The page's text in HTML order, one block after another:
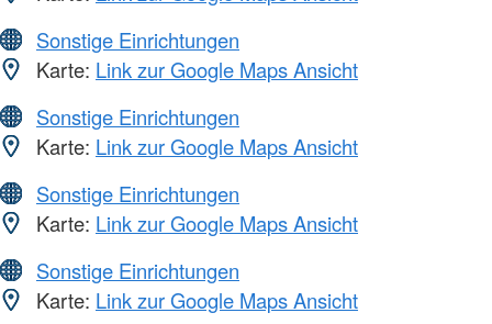
Sonstige Einrichtungen
Karte: Link zur Google Maps Ansicht
Sonstige Einrichtungen
Karte: Link zur Google Maps Ansicht
Sonstige Einrichtungen
Karte: Link zur Google Maps Ansicht
Sonstige Einrichtungen
Karte: Link zur Google Maps Ansicht